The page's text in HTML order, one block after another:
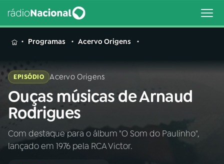
MENU
Buscar
na
Rádio
Nacional
AO VIVO
Programas Acervo Origens
EPISÓDIO Acervo Origens
Ouças músicas de Arnaud
Rodrigues
Com destaque para o álbum "O Som do Paulinho",
lançado em 1976 pela RCA Victor.